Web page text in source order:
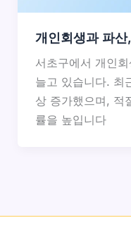
개인회생과 파
서초구에서 개인
늘고 있습니다. 최
상 증가했으며, 적
률을 높입니다